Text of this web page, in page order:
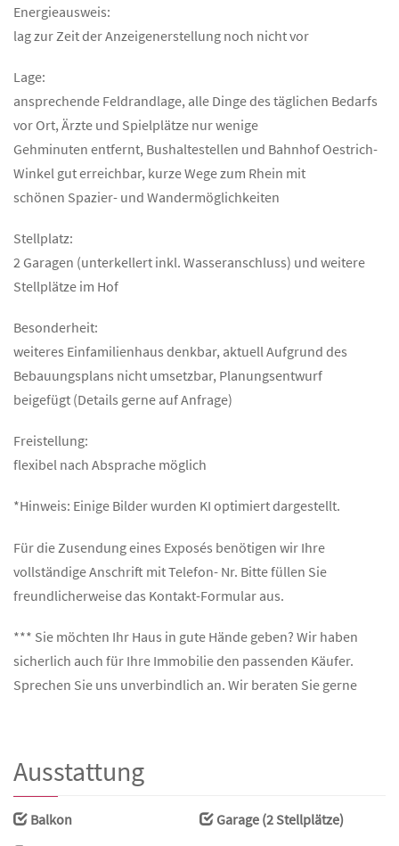
Energieausweis:
lag zur Zeit der Anzeigenerstellung noch nicht vor
Lage:
ansprechende Feldrandlage, alle Dinge des täglichen Bedarfs
vor Ort, Ärzte und Spielplätze nur wenige
Gehminuten entfernt, Bushaltestellen und Bahnhof Oestrich-
Winkel gut erreichbar, kurze Wege zum Rhein mit
schönen Spazier- und Wandermöglichkeiten
Stellplatz:
2 Garagen (unterkellert inkl. Wasseranschluss) und weitere
Stellplätze im Hof
Besonderheit:
weiteres Einfamilienhaus denkbar, aktuell Aufgrund des
Bebauungsplans nicht umsetzbar, Planungsentwurf
beigefügt (Details gerne auf Anfrage)
Freistellung:
flexibel nach Absprache möglich
*Hinweis: Einige Bilder wurden KI optimiert dargestellt.
Für die Zusendung eines Exposés benötigen wir Ihre
vollständige Anschrift mit Telefon- Nr. Bitte füllen Sie
freundlicherweise das Kontakt-Formular aus.
*** Sie möchten Ihr Haus in gute Hände geben? Wir haben
sicherlich auch für Ihre Immobilie den passenden Käufer.
Sprechen Sie uns unverbindlich an. Wir beraten Sie gerne
Ausstattung
Balkon
Garage (2 Stellplätze)